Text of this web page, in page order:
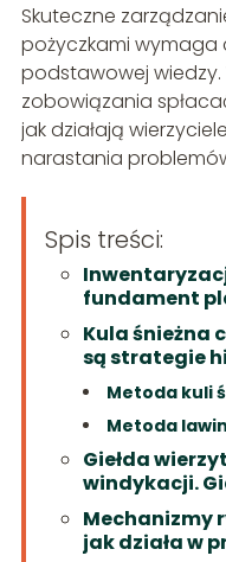
Skuteczne
pożyczkami wymaga
podstawowej wiedzy.
zobowiązania
jak działają
narastania
Spis treści:
fundament
Kula śnieżna
są strategie
Metoda kuli
Metoda
Giełda
windykacji.
Mechanizmy
jak działa w